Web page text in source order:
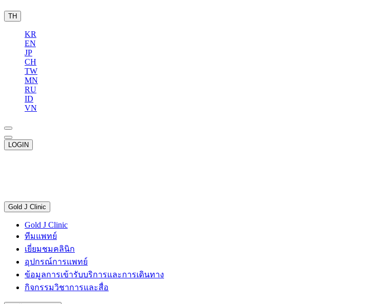
TH
KR
EN
JP
CH
TW
MN
RU
ID
VN
LOGIN
Gold J Clinic
Gold J Clinic
ทีมแพทย์
เยี่ยมชมคลินิก
อุปกรณ์การแพทย์
ข้อมูลการเข้ารับบริการและการเดินทาง
กิจกรรมวิชาการและสื่อ